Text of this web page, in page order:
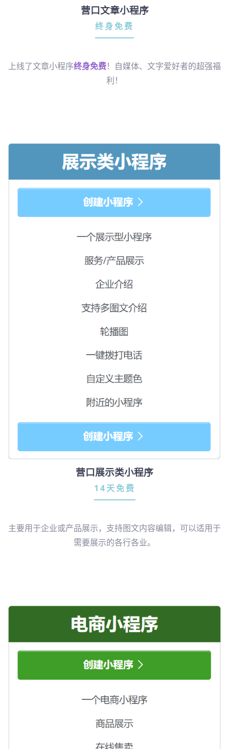
营口文章小程序
终身免费
上线了文章小程序终身免费！自媒体、文字爱好者的超强福
利！
营口展示类小程序
14天免费
主要用于企业或产品展示，支持图文内容编辑，可以适用于
需要展示的各行各业。